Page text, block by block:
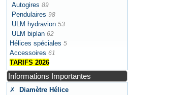
Autogires89
Pendulaires98
ULM hydravion 53
ULM biplan 62
Hélices spéciales 5
Accessoires 61
TARIFS 2026
Informations Importantes
✗
Diamètre Hélice